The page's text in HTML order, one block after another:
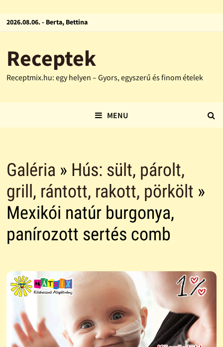
2026.08.06. - Berta, Bettina
Receptek
Receptmix.hu: egy helyen – Gyors, egyszerű és finom ételek
MENU
Galéria » Hús: sült, párolt,
grill, rántott, rakott, pörkölt »
Mexikói natúr burgonya,
panírozott sertés comb